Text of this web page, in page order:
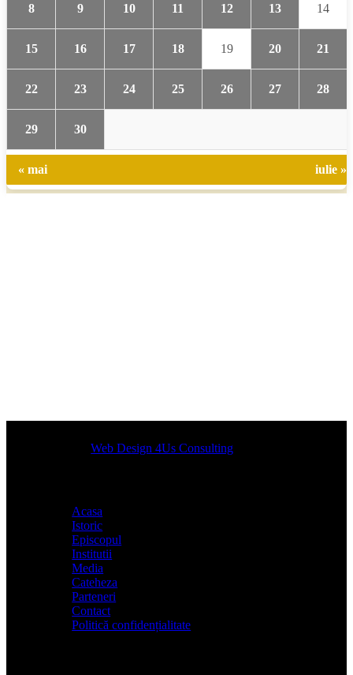
8 9 10 11 12 13 14
15 16 17 18 19 20 21
22 23 24 25 26 27 28
29 30
« mai iulie »
Designed byWeb Design 4Us Consulting
Acasa
Istoric
Episcopul
Institutii
Media
Cateheza
Parteneri
Contact
Politică confidențialitate